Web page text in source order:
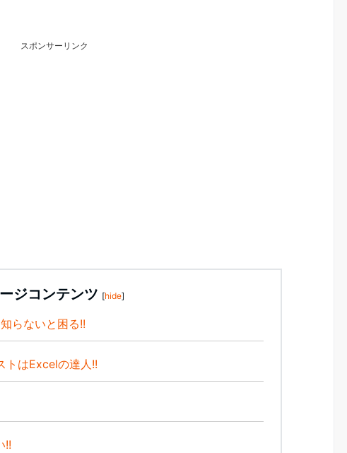
スポンサーリンク
ジコンテンツ [hide]
らないと困る!!
トはExcelの達人!!
!!